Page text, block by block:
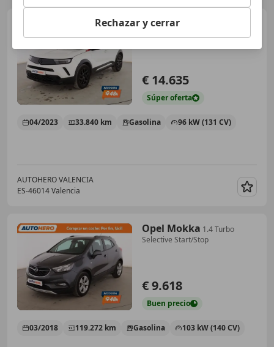
Opel Mokka
€ 14.635
Súperoferta
04/2023 33.840 km Gasolina 96 kW (131 CV)
AUTOHERO VALENCIA
ES-46014 Valencia
Opel Mokka 1.4 Turbo
Selective Start/Stop
€ 9.618
Buen precio
03/2018 119.272 km Gasolina 103 kW (140 CV)
Rechazar y cerrar